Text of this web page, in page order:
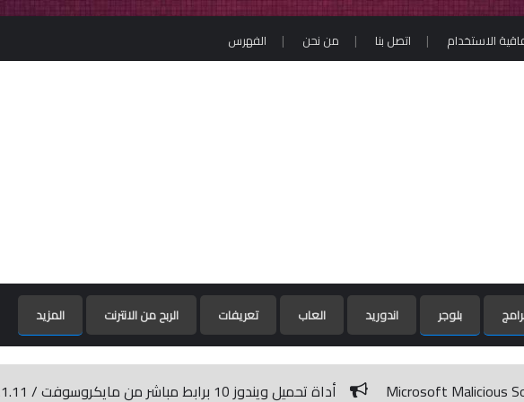
الاستخدام اتصل بنا من نحن الفهرس
بلوجر اندوريد العاب تعريفات الربح من الانترنت المزيد
أداة تحميل ويندوز 10 برابط مباشر من مايكروسوفت / Windows 10 ISO Download Tool 1.2.1.11